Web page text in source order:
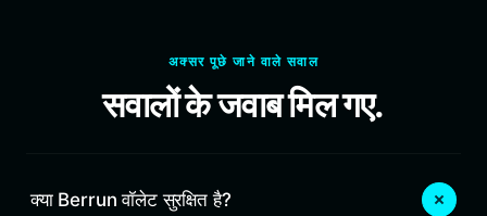
अक्सर पूछे जाने वाले सवाल
सवालों के जवाब मिल गए.
क्या Berrun वॉलेट सुरक्षित है?